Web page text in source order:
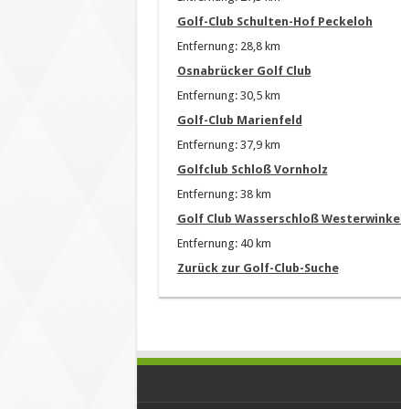
Golf-Club Schulten-Hof Peckeloh
Entfernung: 28,8 km
Osnabrücker Golf Club
Entfernung: 30,5 km
Golf-Club Marienfeld
Entfernung: 37,9 km
Golfclub Schloß Vornholz
Entfernung: 38 km
Golf Club Wasserschloß Westerwinkel
Entfernung: 40 km
Zurück zur Golf-Club-Suche